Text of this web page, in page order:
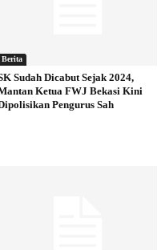
Berita
Sudah Dicabut Sejak 2024,
Ketua FWJ Bekasi Kini
Pengurus Sah